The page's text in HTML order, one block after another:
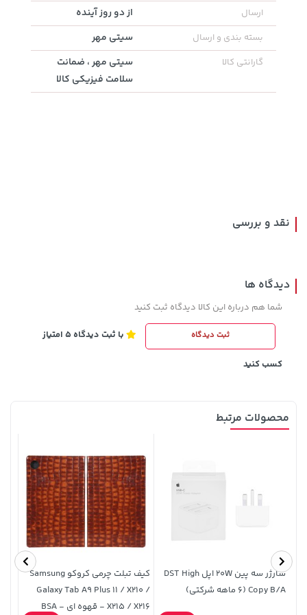
4,740,000
خرید
141,000 تومان
165,900
خرید
ارسال از دو روز آینده
بسته بندی و ارسال سیتی مهر
گارانتی کالا
سیتی مهر ، ضمانت
سلامت فیزیکی کالا
نقد و بررسی
دیدگاه ها
شما هم درباره این کالا دیدگاه ثبت کنید
ثبت دیدگاه با ثبت دیدگاه 5 امتیاز
کسب کنید
محصولات مرتبط
شارژر سه پین 20W اپل DST High
Copy B/A (6 ماهه شرکتی)
کیف تبلت چرمی کروکو Samsung
Galaxy Tab A9 Plus 11 / X210 /
X215 / X216 - قهوه ای - BSA